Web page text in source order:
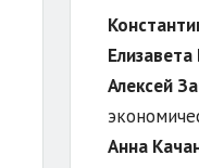
Алексей
Анна